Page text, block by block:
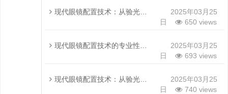
现代眼镜配置技术：从验光到个性化定制的全流程解析
2025年03月25
日
650 views
现代眼镜配置技术的专业性探讨
2025年03月25
日
693 views
现代眼镜配置技术：从验光到个性化定制的全流程解析
2025年03月25
日
740 views